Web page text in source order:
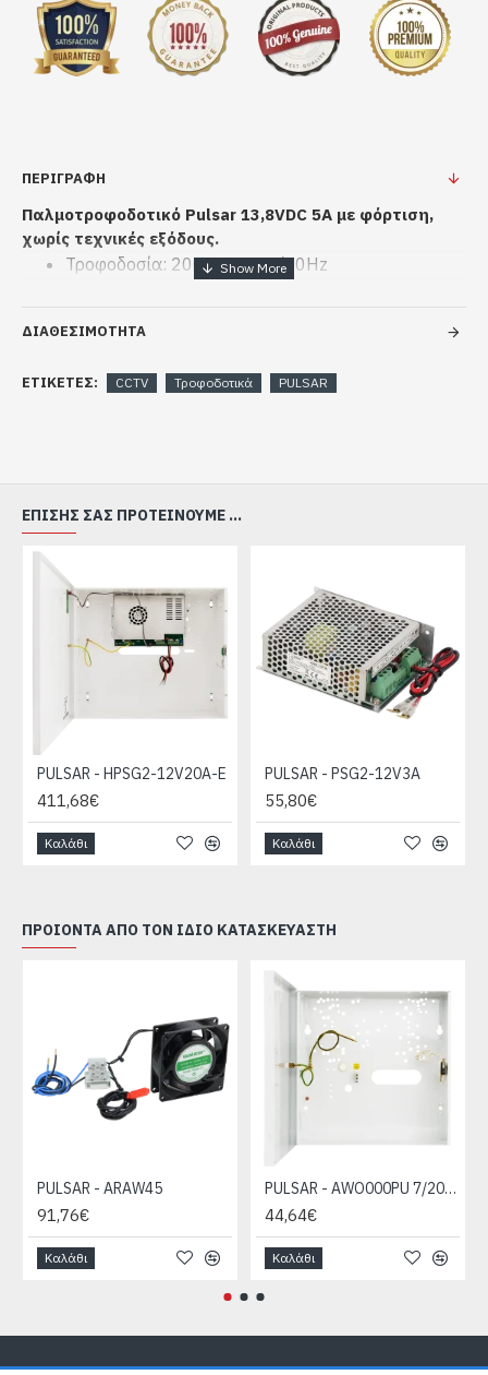
ΠΕΡΙΓΡΑΦΗ
Παλμοτροφοδοτικό Pulsar 13,8VDC 5A με φόρτιση,
χωρίς τεχνικές εξόδους.
Τροφοδοσία: 200÷240VAC/50Hz
Δέχεται μπαταρία: 7Ah/12V ή 17Ah/12V
Απόδοση: 87%
Τamper (άνοιγμα του κυτίου)
Σημειώσεις: Επίτοιχο κυτίο, κλείδωμα - βιδωτό
ΔΙΑΘΕΣΙΜΟΤΗΤΑ
ΕΤΙΚΈΤΕΣ: CCTV Τροφοδοτικά PULSAR
ΕΠΊΣΗΣ ΣΑΣ ΠΡΟΤΕΊΝΟΥΜΕ ...
PULSAR - HPSG2-12V20A-E
411,68€
Καλάθι
PULSAR - PSG2-12V3A
55,80€
Καλάθι
ΠΡΟΙΌΝΤΑ ΑΠΌ ΤΟΝ ΊΔΙΟ ΚΑΤΑΣΚΕΥΑΣΤΉ
PULSAR - ARAW45
91,76€
Καλάθι
PULSAR - AWO000PU 7/20/DSPR/EMPTY
44,64€
Καλάθι